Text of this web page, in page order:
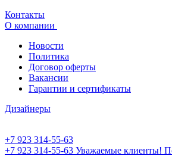
Контакты
О компании
Новости
Политика
Договор оферты
Вакансии
Гарантии и сертификаты
Дизайнеры
+7 923 314-55-63
+7 923 314-55-63 Уважаемые клиенты!